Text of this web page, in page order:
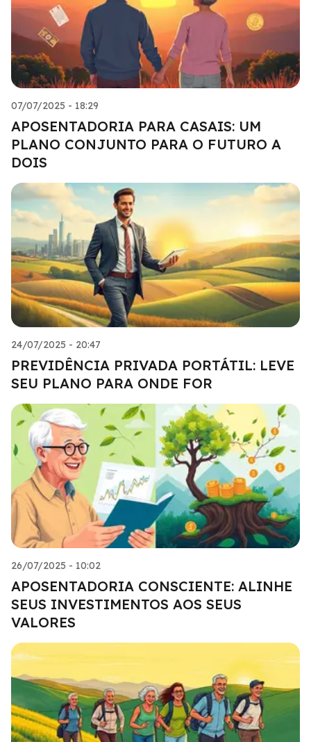
07/07/2025 - 18:29
APOSENTADORIA PARA CASAIS: UM
PLANO CONJUNTO PARA O FUTURO A
DOIS
24/07/2025 - 20:47
PREVIDÊNCIA PRIVADA PORTÁTIL: LEVE
SEU PLANO PARA ONDE FOR
26/07/2025 - 10:02
APOSENTADORIA CONSCIENTE: ALINHE
SEUS INVESTIMENTOS AOS SEUS
VALORES